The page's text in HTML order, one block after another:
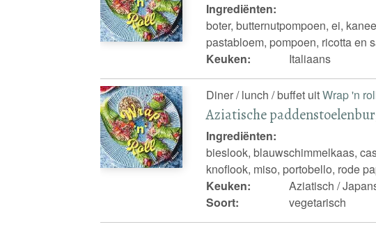
Ingrediënten:
boter, butternutpompoen, ei,
pastabloem, pompoen, ricotta en
Keuken:
Italiaans
Diner / lunch / buffet uitWrap 'n
Aziatische
Ingrediënten:
bieslook, blauwschimmelkaas,
knoflook, miso, portobello, rode
Keuken:
Aziatisch /
Soort:
vegetarisch